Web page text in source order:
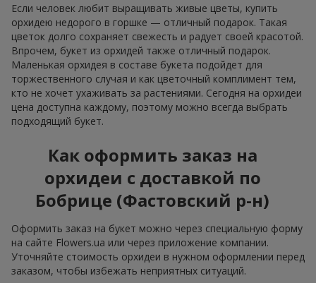
Если человек любит выращивать живые цветы, купить
орхидею недорого в горшке — отличный подарок. Такая
цветок долго сохраняет свежесть и радует своей красотой.
Впрочем, букет из орхидей также отличный подарок.
Маленькая орхидея в составе букета подойдет для
торжественного случая и как цветочный комплимент тем,
кто не хочет ухаживать за растениями. Сегодня на орхидеи
цена доступна каждому, поэтому можно всегда выбрать
подходящий букет.
Как оформить заказ на
орхидеи с доставкой по
Бобрице (Фастовский р-н)
Оформить заказ на букет можно через специальную форму
на сайте Flowers.ua или через приложение компании.
Уточняйте стоимость орхидеи в нужном оформлении перед
заказом, чтобы избежать неприятных ситуаций.